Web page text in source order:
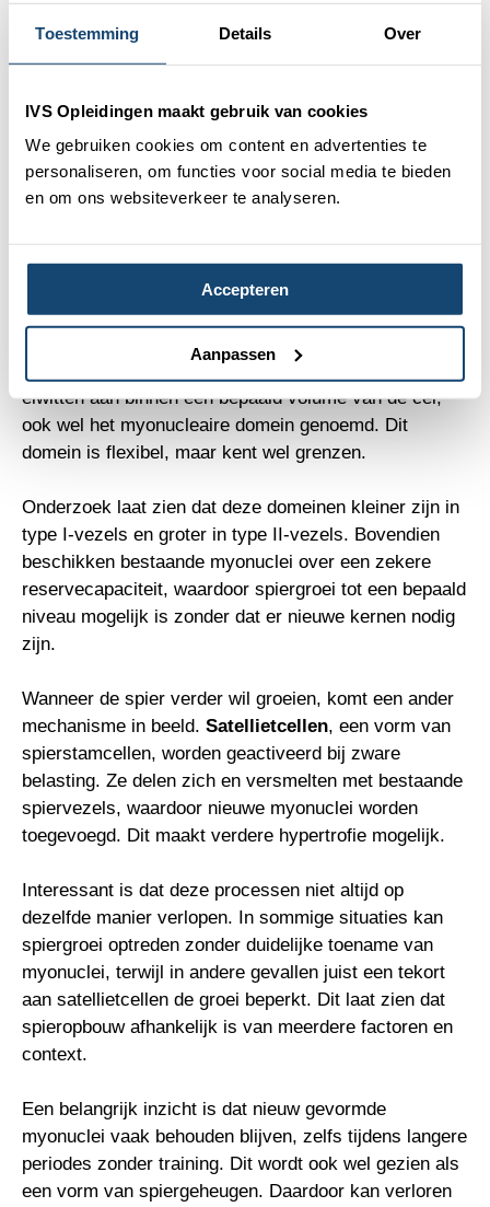
Toestemming Details Over
IVS Opleidingen maakt gebruik van cookies
We gebruiken cookies om content en advertenties te
personaliseren, om functies voor social media te bieden
en om ons websiteverkeer te analyseren.
Accepteren
Aanpassen
Satellietcellen, myonuclei en de grenzen van het
myonucleaire domein
Een spiervezel is geen gewone cel, maar een grote
structuur met meerdere celkernen, de zogenoemde
. Deze kernen sturen de aanmaak van
eiwitten aan binnen een bepaald volume van de cel,
ook wel het myonucleaire domein genoemd. Dit
domein is flexibel, maar kent wel grenzen.
Onderzoek laat zien dat deze domeinen kleiner zijn in
type I-vezels en groter in type II-vezels. Bovendien
beschikken bestaande myonuclei over een zekere
reservecapaciteit, waardoor spiergroei tot een bepaald
niveau mogelijk is zonder dat er nieuwe kernen nodig
zijn.
Wanneer de spier verder wil groeien, komt een ander
mechanisme in beeld. Satellietcellen, een vorm van
spierstamcellen, worden geactiveerd bij zware
belasting. Ze delen zich en versmelten met bestaande
spiervezels, waardoor nieuwe myonuclei worden
toegevoegd. Dit maakt verdere hypertrofie mogelijk.
Interessant is dat deze processen niet altijd op
dezelfde manier verlopen. In sommige situaties kan
spiergroei optreden zonder duidelijke toename van
myonuclei, terwijl in andere gevallen juist een tekort
aan satellietcellen de groei beperkt. Dit laat zien dat
spieropbouw afhankelijk is van meerdere factoren en
context.
Een belangrijk inzicht is dat nieuw gevormde
myonuclei vaak behouden blijven, zelfs tijdens langere
periodes zonder training. Dit wordt ook wel gezien als
een vorm van spiergeheugen. Daardoor kan verloren